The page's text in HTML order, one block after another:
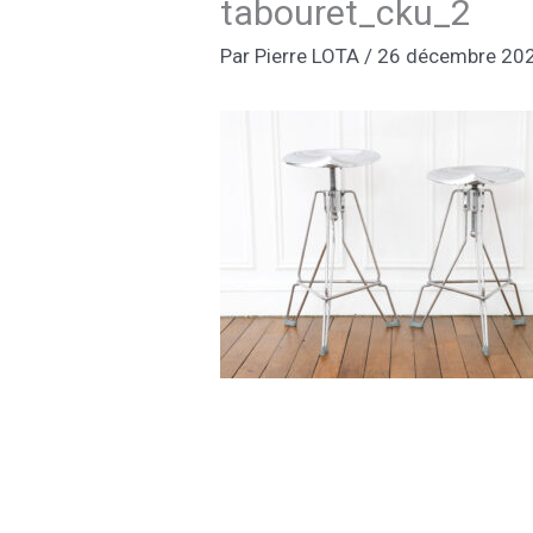
tabouret_cku_2
Par Pierre LOTA / 26 décembre